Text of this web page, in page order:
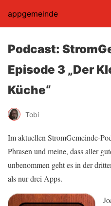
appgemeinde
Podcast:
Episode 3 „Der
Küche“
Tobi
Im aktuellen StromGemeinde-
Phrasen und meine, dass aller
unbenommen geht es in der
als nur drei Apps.